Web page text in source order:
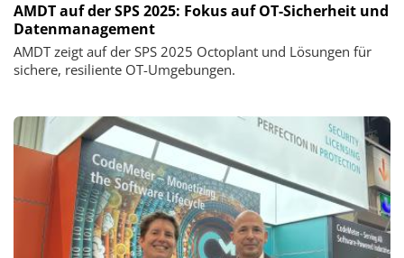
AMDT auf der SPS 2025: Fokus auf OT-Sicherheit und
Datenmanagement
AMDT zeigt auf der SPS 2025 Octoplant und Lösungen für
sichere, resiliente OT-Umgebungen.